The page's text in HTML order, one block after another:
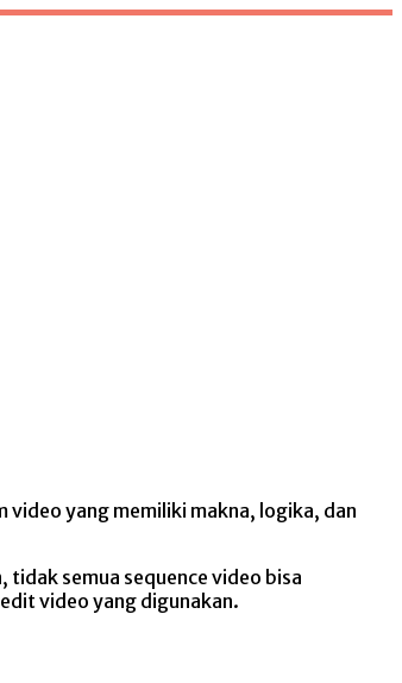
yang memiliki makna, logika, dan
semua sequence video bisa
video yang digunakan.